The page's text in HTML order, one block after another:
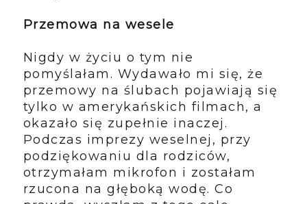
Przemowa na wesele
Nigdy w życiu o tym nie
pomyślałam. Wydawało mi się, że
przemowy na ślubach pojawiają się
tylko w amerykańskich filmach, a
okazało się zupełnie inaczej.
Podczas imprezy weselnej, przy
podziękowaniu dla rodziców,
otrzymałam mikrofon i zostałam
rzucona na głęboką wodę. Co